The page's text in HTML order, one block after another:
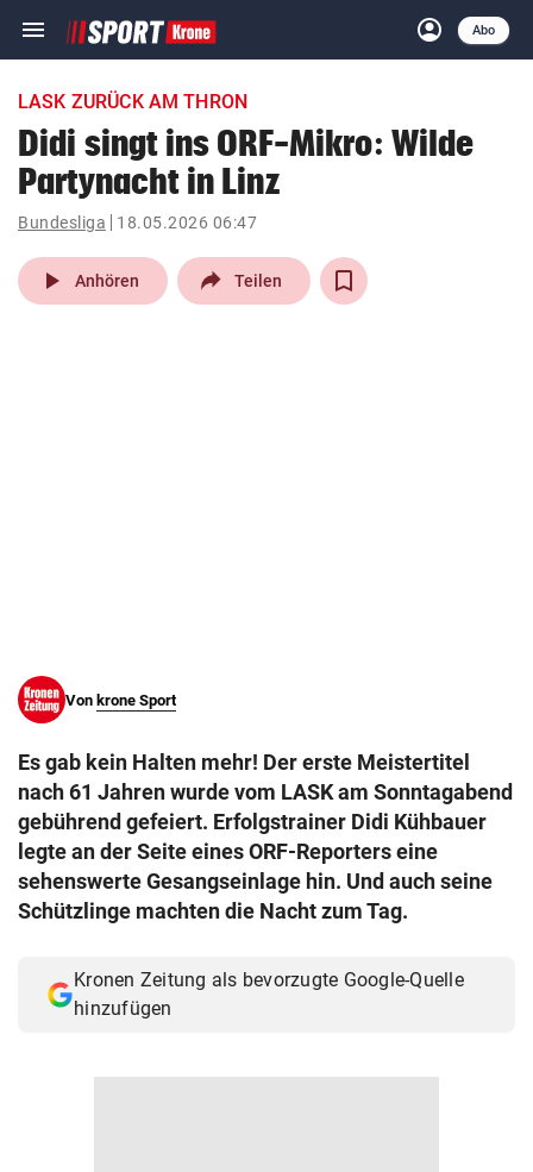
menu Navigation
ein-/ausklappen
account_circle
Anmelden
Abo
close Schließen
account_circle Anmelden
pin_drop
Wien arrow_right
LASK ZURÜCK AM THRON
Didi singt ins ORF-Mikro: Wilde
Partynacht in Linz
Bundesliga 18.05.2026 06:47
play_arrow Anhören Teilen
Von krone Sport
Es gab kein Halten mehr! Der erste Meistertitel
nach 61 Jahren wurde vom LASK am Sonntagabend
gebührend gefeiert. Erfolgstrainer Didi Kühbauer
legte an der Seite eines ORF-Reporters eine
sehenswerte Gesangseinlage hin. Und auch seine
Schützlinge machten die Nacht zum Tag.
Kronen Zeitung als bevorzugte Google-Quelle
hinzufügen